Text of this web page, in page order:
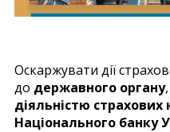
Оскаржувати дії
до державного органу
діяльністю страхових
Національного банку